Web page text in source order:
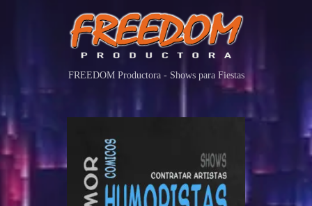
FREEDOM Productora - Shows para Fiestas